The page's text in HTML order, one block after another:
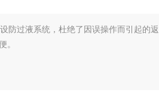
防过液系统，杜绝了因误操作而引起的
。